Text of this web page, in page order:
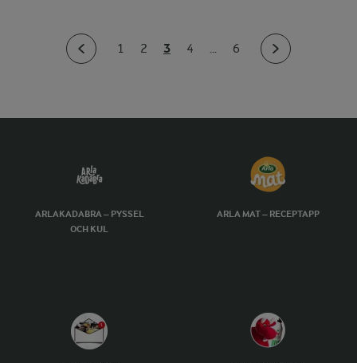
1 2 3 4 ... 6
ARLAKADABRA – PYSSEL
OCH KUL
ARLA MAT – RECEPTAPP